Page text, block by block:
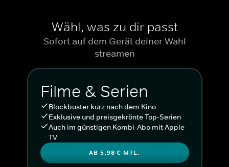
Wähl, was zu dir passt
Sofort auf dem Gerät deiner Wahl
streamen
Filme & Serien
Blockbuster kurz nach dem Kino
Exklusive und preisgekrönte Top-Serien
Auch im günstigen Kombi-Abo mit Apple
TV
AB 5,98 € MTL.